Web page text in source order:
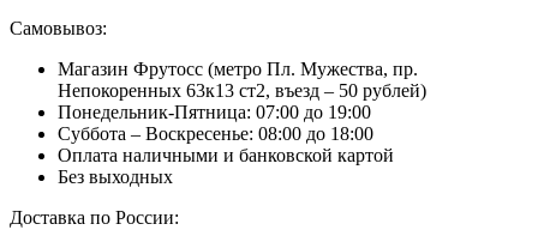
Самовывоз:
Магазин Фрутосс (метро Пл. Мужества, пр.
Непокоренных 63к13 ст2, въезд – 50 рублей)
Понедельник-Пятница: 07:00 до 19:00
Суббота – Воскресенье: 08:00 до 18:00
Оплата наличными и банковской картой
Без выходных
Доставка по России: